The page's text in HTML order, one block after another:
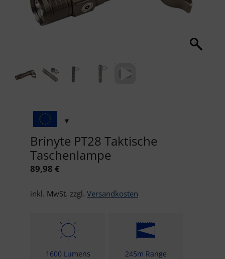
Brinyte PT28 Taktische
Taschenlampe
89,98 €
inkl. MwSt. zzgl. Versandkosten
1600 Lumens 245m Range